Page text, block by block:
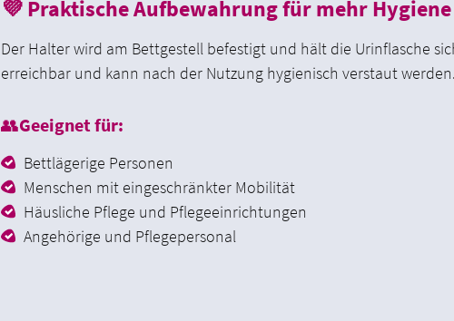
💜 Praktische Aufbewahrung für mehr
Der Halter wird am Bettgestell befestigt und hält die Urinflasche
erreichbar und kann nach der Nutzung hygienisch verstaut werden.
👥Geeignet für:
Bettlägerige Personen
Menschen mit eingeschränkter Mobilität
Häusliche Pflege und Pflegeeinrichtungen
Angehörige und Pflegepersonal